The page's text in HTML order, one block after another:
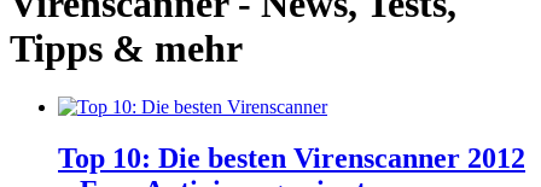
Tipps & mehr
Top 10: Die besten Virenscanner 2012